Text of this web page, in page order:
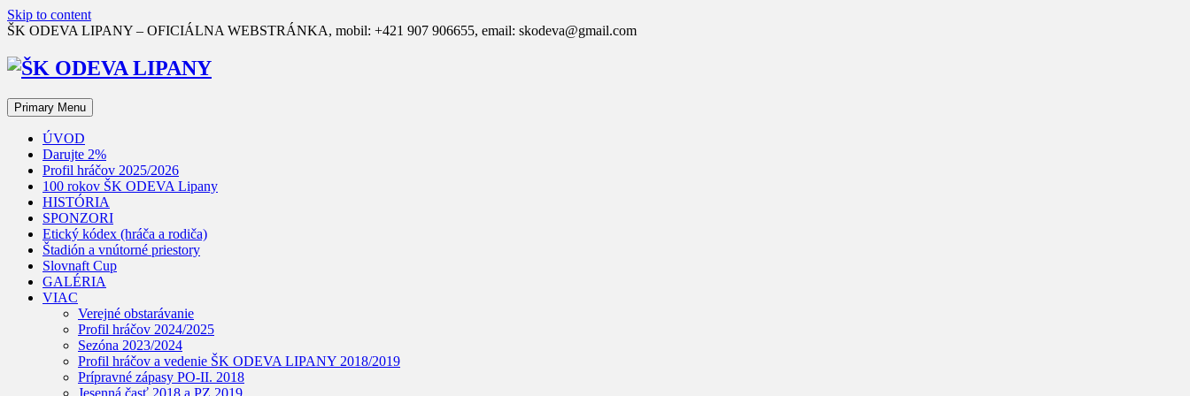
Skip to content
ŠK ODEVA LIPANY – OFICIÁLNA WEBSTRÁNKA, mobil: +421 907 906655, email: skodeva@gmail.com
Primary Menu
ÚVOD
Darujte 2%
Profil hráčov 2025/2026
100 rokov ŠK ODEVA Lipany
HISTÓRIA
SPONZORI
Etický kódex (hráča a rodiča)
Štadión a vnútorné priestory
Slovnaft Cup
GALÉRIA
VIAC
Verejné obstarávanie
Profil hráčov 2024/2025
Sezóna 2023/2024
Profil hráčov a vedenie ŠK ODEVA LIPANY 2018/2019
Prípravné zápasy PO-II. 2018
Jesenná časť 2018 a PZ 2019